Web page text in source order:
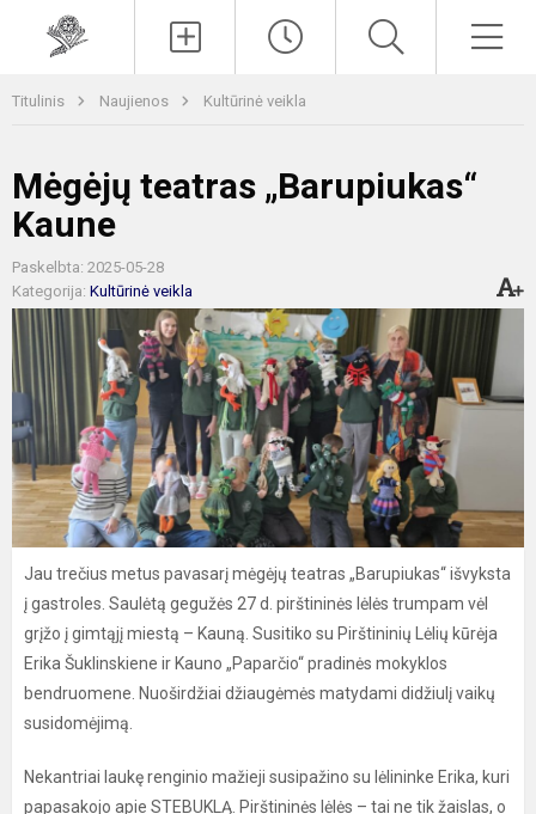
Titulinis Naujienos Kultūrinė veikla
Mėgėjų teatras „Barupiukas“
Kaune
Paskelbta: 2025-05-28
Kategorija: Kultūrinė veikla
Jau trečius metus pavasarį mėgėjų teatras „Barupiukas“ išvyksta
į gastroles. Saulėtą gegužės 27 d. pirštininės lėlės trumpam vėl
grįžo į gimtąjį miestą – Kauną. Susitiko su Pirštininių Lėlių kūrėja
Erika Šuklinskiene ir Kauno „Paparčio“ pradinės mokyklos
bendruomene. Nuoširdžiai džiaugėmės matydami didžiulį vaikų
susidomėjimą.
Nekantriai laukę renginio mažieji susipažino su lėlininke Erika, kuri
papasakojo apie STEBUKLĄ. Pirštininės lėlės – tai ne tik žaislas, o